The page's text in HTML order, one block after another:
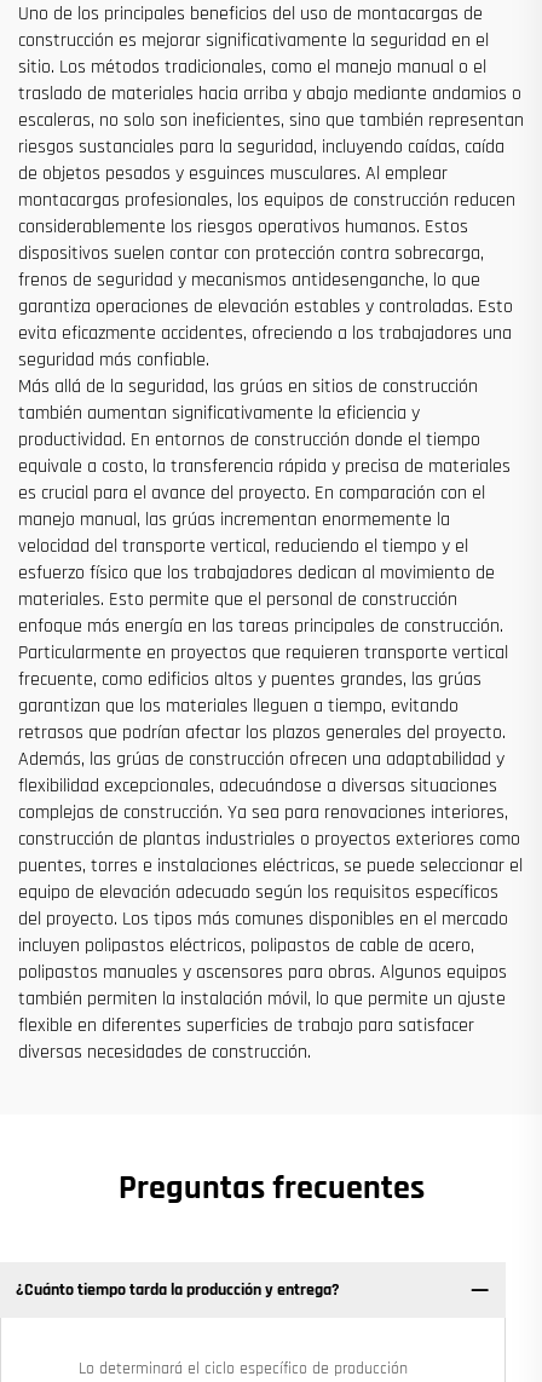
Uno de los principales beneficios del uso de montacargas de
construcción es mejorar significativamente la seguridad en el
sitio. Los métodos tradicionales, como el manejo manual o el
traslado de materiales hacia arriba y abajo mediante andamios o
escaleras, no solo son ineficientes, sino que también representan
riesgos sustanciales para la seguridad, incluyendo caídas, caída
de objetos pesados y esguinces musculares. Al emplear
montacargas profesionales, los equipos de construcción reducen
considerablemente los riesgos operativos humanos. Estos
dispositivos suelen contar con protección contra sobrecarga,
frenos de seguridad y mecanismos antidesenganche, lo que
garantiza operaciones de elevación estables y controladas. Esto
evita eficazmente accidentes, ofreciendo a los trabajadores una
seguridad más confiable.
Más allá de la seguridad, las grúas en sitios de construcción
también aumentan significativamente la eficiencia y
productividad. En entornos de construcción donde el tiempo
equivale a costo, la transferencia rápida y precisa de materiales
es crucial para el avance del proyecto. En comparación con el
manejo manual, las grúas incrementan enormemente la
velocidad del transporte vertical, reduciendo el tiempo y el
esfuerzo físico que los trabajadores dedican al movimiento de
materiales. Esto permite que el personal de construcción
enfoque más energía en las tareas principales de construcción.
Particularmente en proyectos que requieren transporte vertical
frecuente, como edificios altos y puentes grandes, las grúas
garantizan que los materiales lleguen a tiempo, evitando
retrasos que podrían afectar los plazos generales del proyecto.
Además, las grúas de construcción ofrecen una adaptabilidad y
flexibilidad excepcionales, adecuándose a diversas situaciones
complejas de construcción. Ya sea para renovaciones interiores,
construcción de plantas industriales o proyectos exteriores como
puentes, torres e instalaciones eléctricas, se puede seleccionar el
equipo de elevación adecuado según los requisitos específicos
del proyecto. Los tipos más comunes disponibles en el mercado
incluyen polipastos eléctricos, polipastos de cable de acero,
polipastos manuales y ascensores para obras. Algunos equipos
también permiten la instalación móvil, lo que permite un ajuste
flexible en diferentes superficies de trabajo para satisfacer
diversas necesidades de construcción.
Preguntas frecuentes
¿Cuánto tiempo tarda la producción y entrega?
Lo determinará el ciclo específico de producción